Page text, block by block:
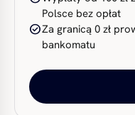
Polsce bez opłat
check_circleZa granicą 0 zł
bankomatu